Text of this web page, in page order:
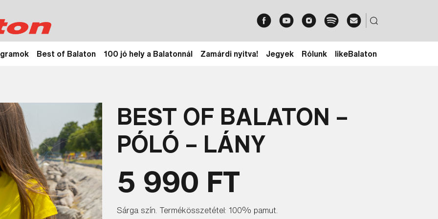
Best of Balaton 100 jó hely a Balatonnál Zamárdi nyitva! Jegyek Rólunk likeBalaton
BEST OF BALATON –
PÓLÓ – LÁNY
5 990 FT
Sárga szín. Termékösszetétel: 100% pamut.